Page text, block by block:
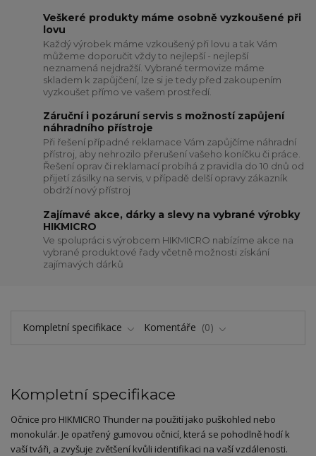
Veškeré produkty máme osobně vyzkoušené při
lovu
Každý výrobek máme vzkoušený při lovu a tak Vám
můžeme doporučit vždy to nejlepší - nejlepší
neznamená nejdražší. Vybrané termovize máme
skladem k zapůjčení, lze si je tedy před zakoupením
vyzkoušet přímo ve vašem prostředí.
Záruční i pozáruní servis s možností zapůjení
náhradního přístroje
Při řešení případné reklamace Vám zapůjčíme náhradní
přístroj, aby nehrozilo přerušení vašeho koníčku či práce.
Řešení oprav či reklamací probíhá z pravidla do 10 dnů od
přijetí zásilky na servis, v případě delší opravy zákazník
obdrží nový přístroj
Zajímavé akce, dárky a slevy na vybrané výrobky
HIKMICRO
Ve spolupráci s výrobcem HIKMICRO nabízíme akce na
vybrané produktové řady včetně možnosti získání
zajímavých dárků
Kompletní specifikace Komentáře 0
Kompletní specifikace
Očnice pro HIKMICRO Thunder na použití jako puškohled nebo
monokulár. Je opatřený gumovou očnicí, která se pohodlně hodí k
vaší tváři, a zvyšuje zvětšení kvůli identifikaci na vaší vzdálenosti.